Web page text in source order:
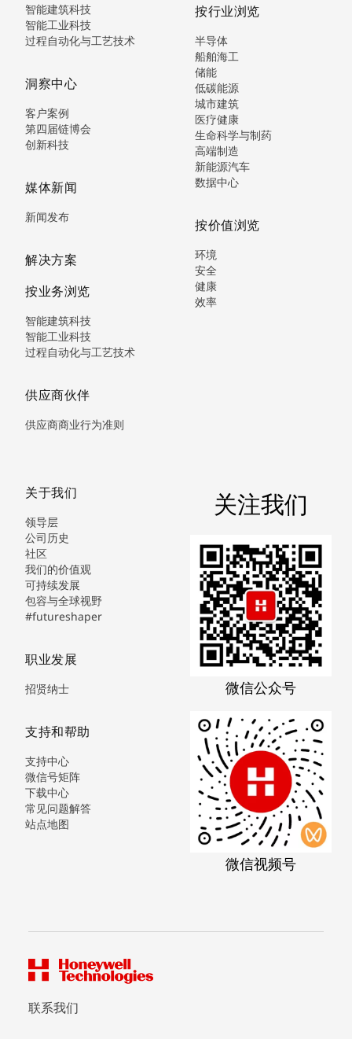
智能建筑科技
智能工业科技
过程自动化与工艺技术
洞察中心
客户案例
第四届链博会
创新科技
媒体新闻
新闻发布
解决方案
按业务浏览
智能建筑科技
智能工业科技
过程自动化与工艺技术
供应商伙伴
供应商商业行为准则
按行业浏览
半导体
船舶海工
储能
低碳能源
城市建筑
医疗健康
生命科学与制药
高端制造
新能源汽车
数据中心
按价值浏览
环境
安全
健康
效率
关于我们
领导层
公司历史
社区
我们的价值观
可持续发展
包容与全球视野
#futureshaper
职业发展
招贤纳士
支持和帮助
支持中心
微信号矩阵
下载中心
常见问题解答
站点地图
关注我们
微信公众号
微信视频号
联系我们